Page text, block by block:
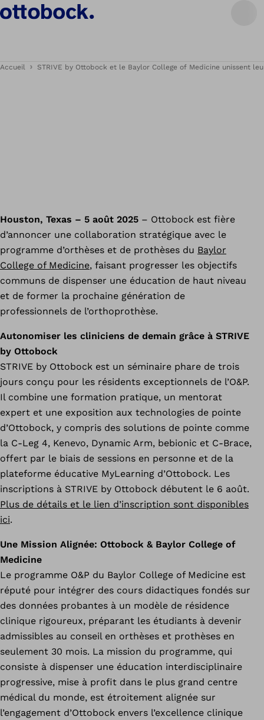
Accueil STRIVE by Ottobock et le Baylor College of Medicine unissent
Houston, Texas – 5 août 2025 – Ottobock est fière
d’annoncer une collaboration stratégique avec le
programme d’orthèses et de prothèses du Baylor
College of Medicine, faisant progresser les objectifs
communs de dispenser une éducation de haut niveau
et de former la prochaine génération de
professionnels de l’orthoprothèse.
Autonomiser les cliniciens de demain grâce à STRIVE
by Ottobock
STRIVE by Ottobock est un séminaire phare de trois
jours conçu pour les résidents exceptionnels de l’O&P.
Il combine une formation pratique, un mentorat
expert et une exposition aux technologies de pointe
d’Ottobock, y compris des solutions de pointe comme
la C-Leg 4, Kenevo, Dynamic Arm, bebionic et C-Brace,
offert par le biais de sessions en personne et de la
plateforme éducative MyLearning d’Ottobock. Les
inscriptions à STRIVE by Ottobock débutent le 6 août.
Plus de détails et le lien d’inscription sont disponibles
ici.
Une Mission Alignée: Ottobock & Baylor College of
Medicine
Le programme O&P du Baylor College of Medicine est
réputé pour intégrer des cours didactiques fondés sur
des données probantes à un modèle de résidence
clinique rigoureux, préparant les étudiants à devenir
admissibles au conseil en orthèses et prothèses en
seulement 30 mois. La mission du programme, qui
consiste à dispenser une éducation interdisciplinaire
progressive, mise à profit dans le plus grand centre
médical du monde, est étroitement alignée sur
l’engagement d’Ottobock envers l’excellence clinique